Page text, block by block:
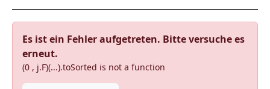
Es ist ein Fehler aufgetreten. Bitte versuche es
erneut.
(0 , j.F)(...).toSorted is not a function